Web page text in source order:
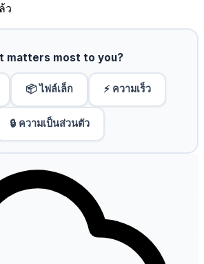
ว
matters most to you?
📦 ไฟล์เล็ก ⚡ ความเร็ว
🔒 ความเป็นส่วนตัว